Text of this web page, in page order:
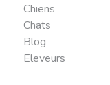
Chiens
Chats
Blog
Eleveurs